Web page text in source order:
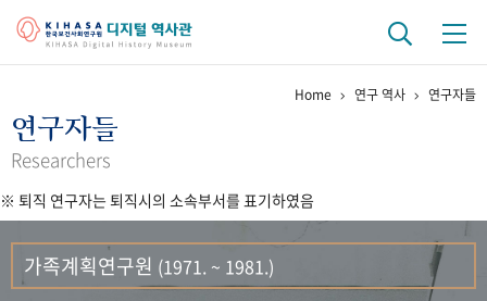
걸어온 길 기관 변천사
연구 역사
정책과 연구 키워드로 보는 연구 역사
연구자들
간행물 변천사
Home 연구 역사 연구자들
연구자들
Researchers
※ 퇴직 연구자는 퇴직시의 소속부서를 표기하였음
가족계획연구원 (1971. ~ 1981.)